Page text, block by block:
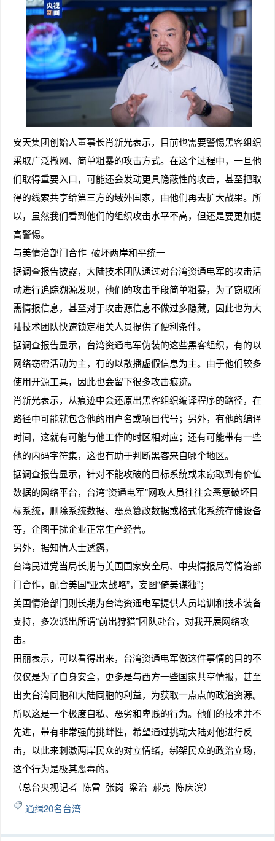
安天集团创始人董事长肖新光表示，目前也需要警惕黑客组织
采取广泛撒网、简单粗暴的攻击方式。在这个过程中，一旦他
们取得重要入口，可能还会发动更具隐蔽性的攻击，甚至把取
得的线索共享给第三方的域外国家，由他们再去扩大战果。所
以，虽然我们看到他们的组织攻击水平不高，但还是要更加提
高警惕。
与美情治部门合作 破坏两岸和平统一
据调查报告披露，大陆技术团队通过对台湾资通电军的攻击活
动进行追踪溯源发现，他们的攻击手段简单粗暴，为了窃取所
需情报信息，甚至对于攻击源信息不做过多隐藏，因此也为大
陆技术团队快速锁定相关人员提供了便利条件。
据调查报告显示，台湾资通电军伪装的这些黑客组织，有的以
网络窃密活动为主，有的以散播虚假信息为主。由于他们较多
使用开源工具，因此也会留下很多攻击痕迹。
肖新光表示，从痕迹中会还原出黑客组织编译程序的路径，在
路径中可能就包含他的用户名或项目代号；另外，有他的编译
时间，这就有可能与他工作的时区相对应；还有可能带有一些
他的内码字符集，这也有助于判断黑客来自哪个地区。
据调查报告显示，针对不能攻破的目标系统或未窃取到有价值
数据的网络平台，台湾“资通电军”网攻人员往往会恶意破坏目
标系统，删除系统数据、恶意篡改数据或格式化系统存储设备
等，企图干扰企业正常生产经营。
另外，据知情人士透露，
台湾民进党当局长期与美国国家安全局、中央情报局等情治部
门合作，配合美国“亚太战略”，妄图“倚美谋独”；
美国情治部门则长期为台湾资通电军提供人员培训和技术装备
支持，多次派出所谓“前出狩猎”团队赴台，对我开展网络攻
击。
田丽表示，可以看得出来，台湾资通电军做这件事情的目的不
仅仅是为了自身安全，更多是与西方一些国家共享情报，甚至
出卖台湾同胞和大陆同胞的利益，为获取一点点的政治资源。
所以这是一个极度自私、恶劣和卑贱的行为。他们的技术并不
先进，带有非常强的挑衅性，希望通过挑动大陆对他进行反
击，以此来刺激两岸民众的对立情绪，绑架民众的政治立场，
这个行为是极其恶毒的。
（总台央视记者 陈雷 张岗 梁治 郝亮 陈庆滨）
通缉20名台湾